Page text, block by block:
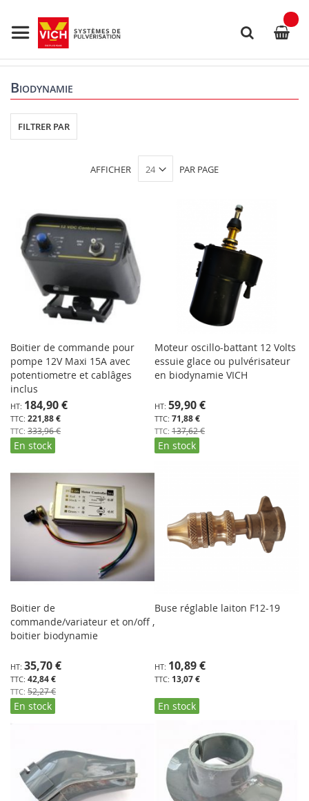
au
contenu
Rechercher
Biodynamie
AFFICHER PAR PAGE
Boitier de commande pour
pompe 12V Maxi 15A avec
potentiometre et cablâges
inclus
Spécial221,88 €
184,90 €
333,96 €
En stock
Moteur oscillo-battant 12 Volts
essuie glace ou pulvérisateur
en biodynamie VICH
Spécial71,88 €
59,90 €
137,62 €
En stock
Boitier de
commande/variateur et on/off ,
boitier biodynamie
Spécial42,84 €
35,70 €
52,27 €
En stock
Buse réglable laiton F12-19
13,07 €
10,89 €
En stock
FILTRER PAR